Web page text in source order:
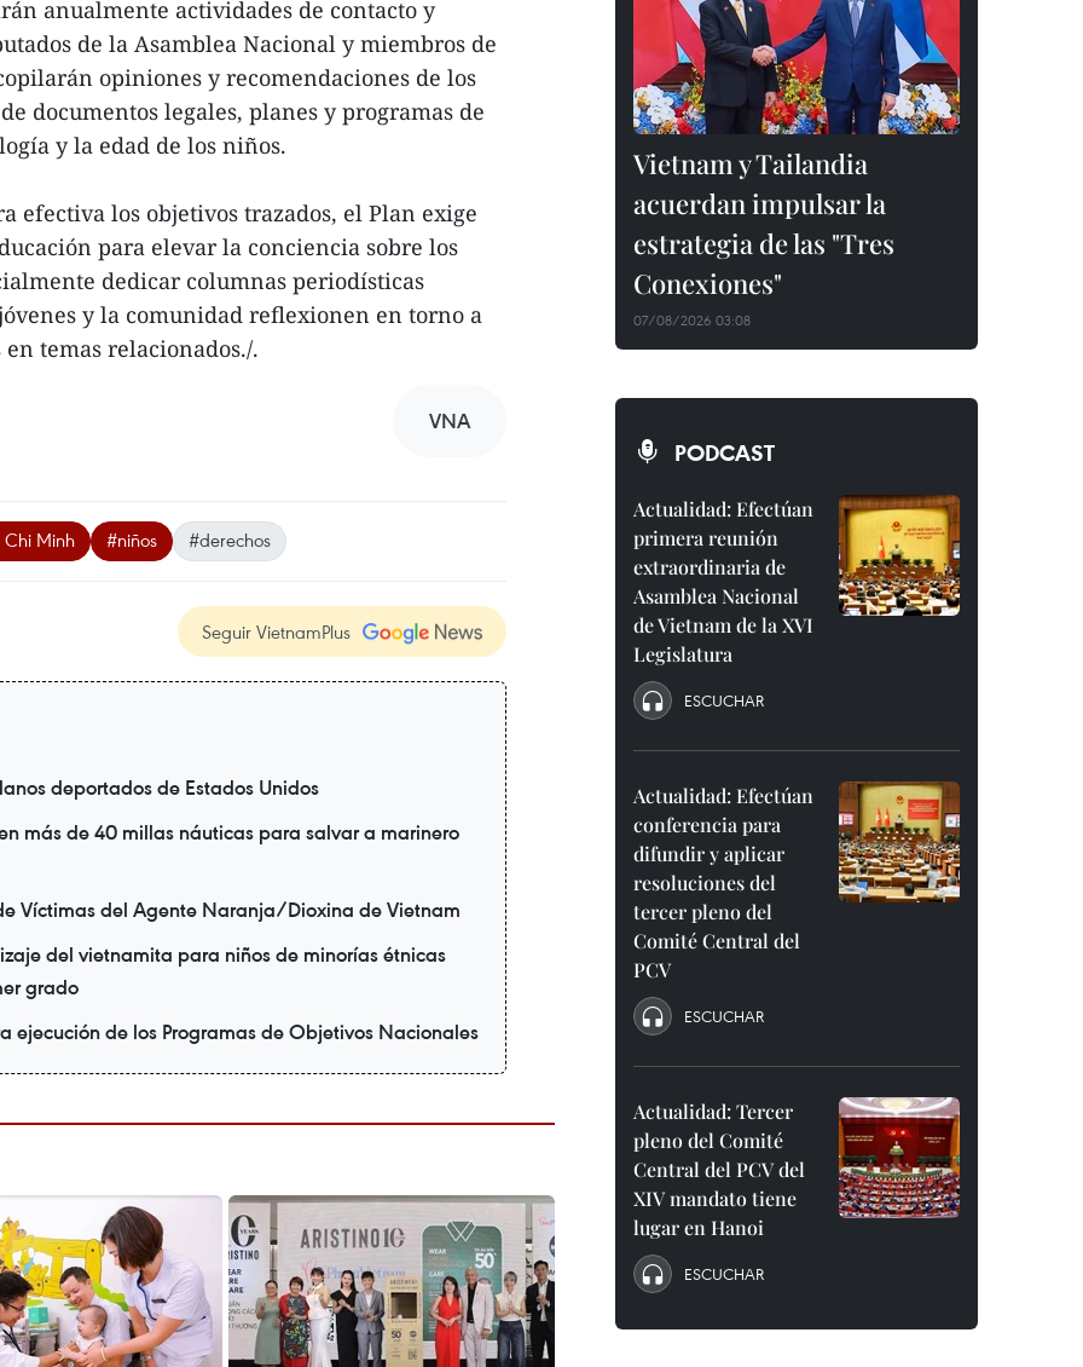
anualmente actividades de contacto y
de la Asamblea Nacional y miembros de
opiniones y recomendaciones de los
documentos legales, planes y programas de
y la edad de los niños.
efectiva los objetivos trazados, el Plan exige
para elevar la conciencia sobre los
dedicar columnas periodísticas
y la comunidad reflexionen en torno a
temas relacionados./.
VNA
Chi Minh #niños #derechos
Seguir VietnamPlus
deportados de Estados Unidos
más de 40 millas náuticas para salvar a marinero
Víctimas del Agente Naranja/Dioxina de Vietnam
del vietnamita para niños de minorías étnicas
grado
ejecución de los Programas de Objetivos Nacionales
Vietnam y Tailandia
acuerdan impulsar la
estrategia de las "Tres
Conexiones"
07/08/2026 03:08
PODCAST
Actualidad: Efectúan
primera reunión
extraordinaria de
Asamblea Nacional
de Vietnam de la XVI
Legislatura
ESCUCHAR
Actualidad: Efectúan
conferencia para
difundir y aplicar
resoluciones del
tercer pleno del
Comité Central del
PCV
ESCUCHAR
Actualidad: Tercer
pleno del Comité
Central del PCV del
XIV mandato tiene
lugar en Hanoi
ESCUCHAR